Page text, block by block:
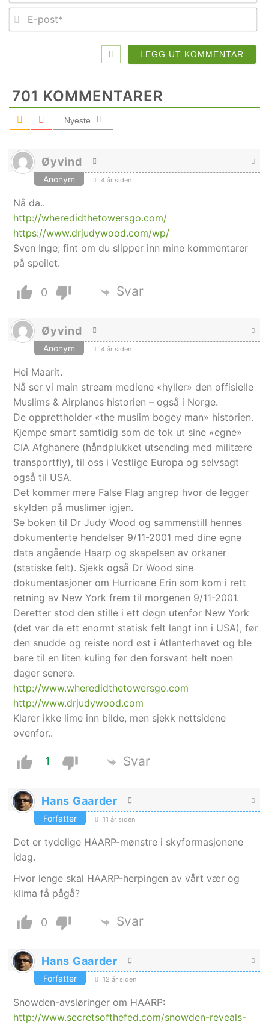
E-
701 KOMMENTARER
Nyeste
Øyvind
Anonym 4 år siden
Nå da..
http://wheredidthetowersgo.com/
https://www.drjudywood.com/wp/
Sven Inge; fint om du slipper inn mine kommentarer
på speilet.
0 Svar
Øyvind
Anonym 4 år siden
Hei Maarit.
Nå ser vi main stream mediene «hyller» den offisielle
Muslims & Airplanes historien – også i Norge.
De opprettholder «the muslim bogey man» historien.
Kjempe smart samtidig som de tok ut sine «egne»
CIA Afghanere (håndplukket utsending med militære
transportfly), til oss i Vestlige Europa og selvsagt
også til USA.
Det kommer mere False Flag angrep hvor de legger
skylden på muslimer igjen.
Se boken til Dr Judy Wood og sammenstill hennes
dokumenterte hendelser 9/11-2001 med dine egne
data angående Haarp og skapelsen av orkaner
(statiske felt). Sjekk også Dr Wood sine
dokumentasjoner om Hurricane Erin som kom i rett
retning av New York frem til morgenen 9/11-2001.
Deretter stod den stille i ett døgn utenfor New York
(det var da ett enormt statisk felt langt inn i USA), før
den snudde og reiste nord øst i Atlanterhavet og ble
bare til en liten kuling før den forsvant helt noen
dager senere.
http://www.wheredidthetowersgo.com
http://www.drjudywood.com
Klarer ikke lime inn bilde, men sjekk nettsidene
ovenfor..
1 Svar
Hans Gaarder
Forfatter 11 år siden
Det er tydelige HAARP-mønstre i skyformasjonene
idag.
Hvor lenge skal HAARP-herpingen av vårt vær og
klima få pågå?
0 Svar
Hans Gaarder
Forfatter 12 år siden
Snowden-avsløringer om HAARP:
http://www.secretsofthefed.com/snowden-reveals-